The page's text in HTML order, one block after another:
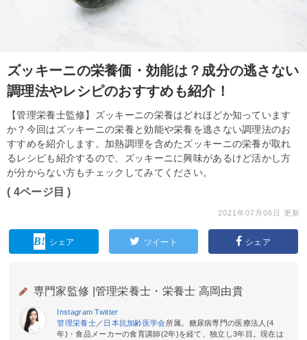
ズッキーニの栄養価・効能は？成分の逃さない
調理法やレシピのおすすめも紹介！
【管理栄養士監修】ズッキーニの栄養はどれほどか知っています
か？今回はズッキーニの栄養と効能や栄養を逃さない調理法のお
すすめを紹介します。加熱調理を含めたズッキーニの栄養が取れ
るレシピも紹介するので、ズッキーニに興味があるけど活かし方
が分からない方もチェックしてみてください。
( 4ページ目 )
2021年07月06日 更新
シェア ツイート シェア
専門家監修 | 管理栄養士・栄養士 高岡由貴
Instagram Twitter
管理栄養士／ 日本抗加齢医学会所属。糖尿病専門の医療法人(4
年)・食品メーカーの食育講師(2年)を経て、独立し3年目。現在は